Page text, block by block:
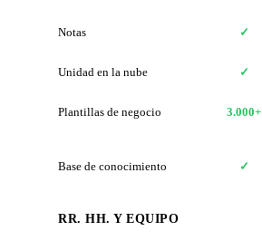
Notas ✓
Unidad en la nube ✓
Plantillas de negocio 3.000+
Base de conocimiento ✓
RR. HH. Y EQUIPO